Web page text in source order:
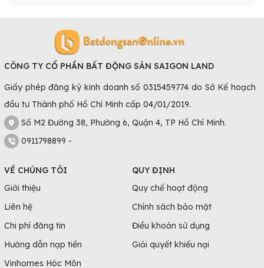
CÔNG TY CỔ PHẦN BẤT ĐỘNG SẢN SAIGON LAND
Giấy phép đăng ký kinh doanh số 0315459774 do Sở Kế hoạch
đầu tư Thành phố Hồ Chí Minh cấp 04/01/2019.
Số M2 Đường 38, Phường 6, Quận 4, TP Hồ Chí Minh.
0911798899 -
VỀ CHÚNG TÔI
Giới thiệu
Liên hệ
Chi phí đăng tin
Hướng dẫn nạp tiền
Vinhomes Hóc Môn
QUY ĐỊNH
Quy chế hoạt động
Chính sách bảo mật
Điều khoản sử dụng
Giải quyết khiếu nại